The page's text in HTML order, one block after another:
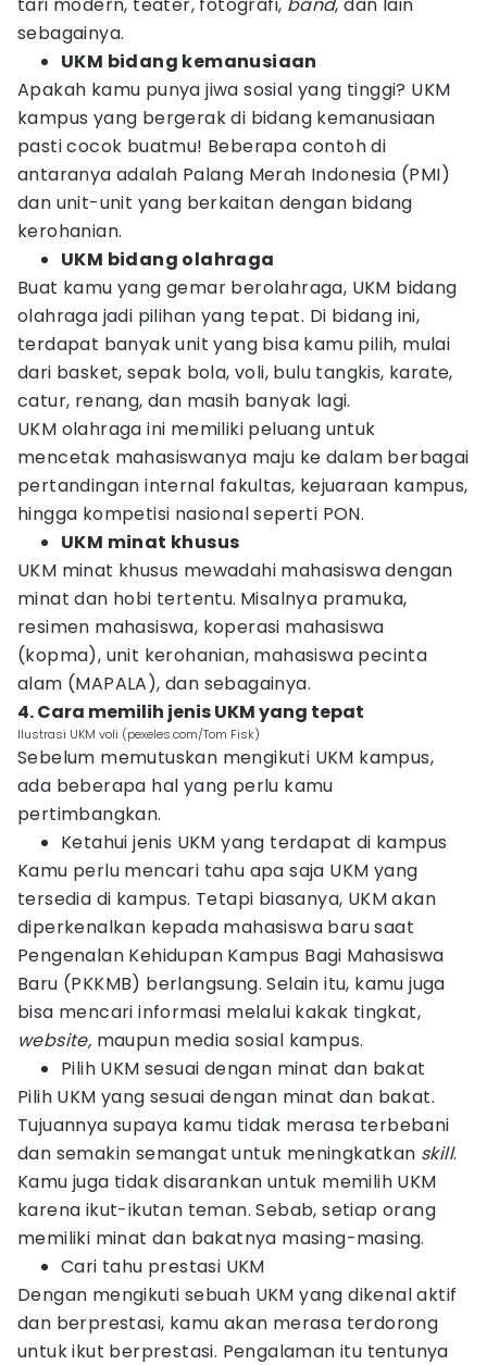
sebagainya.
UKM bidang kemanusiaan
Apakah kamu punya jiwa sosial yang tinggi? UKM
kampus yang bergerak di bidang kemanusiaan
pasti cocok buatmu! Beberapa contoh di
antaranya adalah Palang Merah Indonesia (PMI)
dan unit-unit yang berkaitan dengan bidang
kerohanian.
UKM bidang olahraga
Buat kamu yang gemar berolahraga, UKM bidang
olahraga jadi pilihan yang tepat. Di bidang ini,
terdapat banyak unit yang bisa kamu pilih, mulai
dari basket, sepak bola, voli, bulu tangkis, karate,
catur, renang, dan masih banyak lagi.
UKM olahraga ini memiliki peluang untuk
mencetak mahasiswanya maju ke dalam berbagai
pertandingan internal fakultas, kejuaraan kampus,
hingga kompetisi nasional seperti PON.
UKM minat khusus
UKM minat khusus mewadahi mahasiswa dengan
minat dan hobi tertentu. Misalnya pramuka,
resimen mahasiswa, koperasi mahasiswa
(kopma), unit kerohanian, mahasiswa pecinta
alam (MAPALA), dan sebagainya.
4. Cara memilih jenis UKM yang tepat
Ilustrasi UKM voli (pexeles.com/Tom Fisk)
Sebelum memutuskan mengikuti UKM kampus,
ada beberapa hal yang perlu kamu
pertimbangkan.
Ketahui jenis UKM yang terdapat di kampus
Kamu perlu mencari tahu apa saja UKM yang
tersedia di kampus. Tetapi biasanya, UKM akan
diperkenalkan kepada mahasiswa baru saat
Pengenalan Kehidupan Kampus Bagi Mahasiswa
Baru (PKKMB) berlangsung. Selain itu, kamu juga
bisa mencari informasi melalui kakak tingkat,
website, maupun media sosial kampus.
Pilih UKM sesuai dengan minat dan bakat
Pilih UKM yang sesuai dengan minat dan bakat.
Tujuannya supaya kamu tidak merasa terbebani
dan semakin semangat untuk meningkatkan skill.
Kamu juga tidak disarankan untuk memilih UKM
karena ikut-ikutan teman. Sebab, setiap orang
memiliki minat dan bakatnya masing-masing.
Cari tahu prestasi UKM
Dengan mengikuti sebuah UKM yang dikenal aktif
dan berprestasi, kamu akan merasa terdorong
untuk ikut berprestasi. Pengalaman itu tentunya